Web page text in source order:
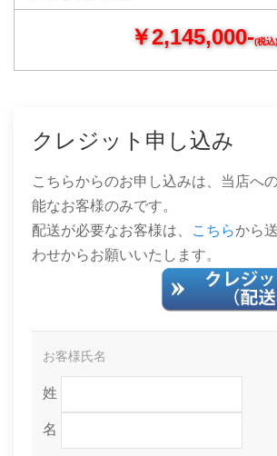
￥2,145,000-(税込)
クレジット申し込み
こちらからのお申し込みは、当店へ
能なお客様のみです。
配送が必要なお客様は、
こちらから
わせからお願いいたします。
お客様氏名
姓
名